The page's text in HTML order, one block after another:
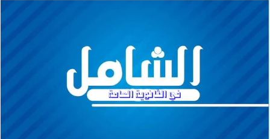
شرح وتحليل جميع دروس القراءة